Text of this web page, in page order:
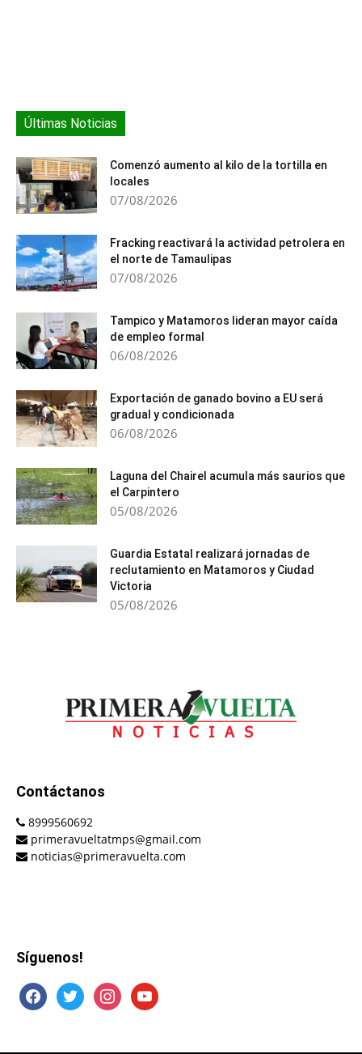
Últimas Noticias
Comenzó aumento al kilo de la tortilla en
locales
07/08/2026
Fracking reactivará la actividad petrolera en
el norte de Tamaulipas
07/08/2026
Tampico y Matamoros lideran mayor caída
de empleo formal
06/08/2026
Exportación de ganado bovino a EU será
gradual y condicionada
06/08/2026
Laguna del Chairel acumula más saurios que
el Carpintero
05/08/2026
Guardia Estatal realizará jornadas de
reclutamiento en Matamoros y Ciudad
Victoria
05/08/2026
Contáctanos
8999560692
primeravueltatmps@gmail.com
noticias@primeravuelta.com
Síguenos!
facebooktwitter instagramyoutube